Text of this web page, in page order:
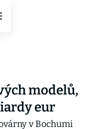
modelů,
eur